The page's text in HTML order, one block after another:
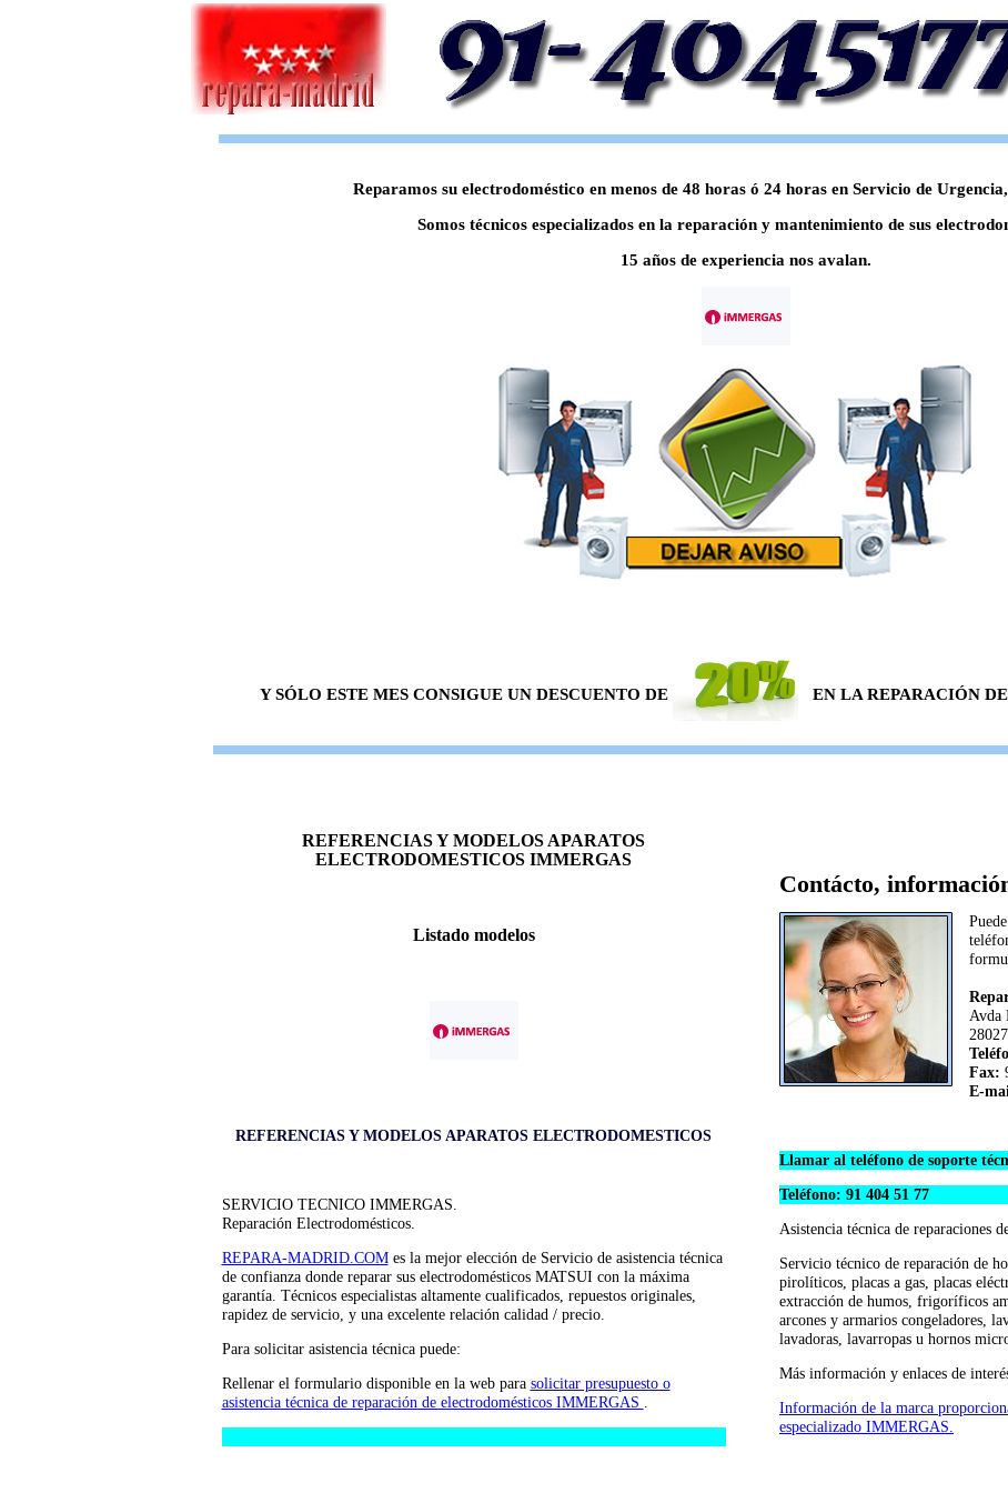
Reparamos su electrodoméstico en menos de 48 horas ó 24 horas en Servicio de
Somos técnicos especializados en la reparación y mantenimiento de sus
15 años de experiencia nos avalan.
Y SÓLO ESTE MES CONSIGUE UN DESCUENTO DE EN LA REPARACIÓN
REFERENCIAS Y MODELOS APARATOS
ELECTRODOMESTICOS IMMERGAS
Listado modelos
REFERENCIAS Y MODELOS APARATOS ELECTRODOMESTICOS
SERVICIO TECNICO IMMERGAS.
Reparación Electrodomésticos.
REPARA-MADRID.COMes la mejor elección de Servicio de asistencia técnica
de confianza donde reparar sus electrodomésticos MATSUI con la máxima
garantía. Técnicos especialistas altamente cualificados, repuestos originales,
rapidez de servicio, y una excelente relación calidad / precio.
Para solicitar asistencia técnica puede:
Rellenar el formulario disponible en la web para solicitar presupuesto o
asistencia técnica de reparación de electrodomésticos IMMERGAS .
Contácto,
Avda
Fax:
E-
Llamar al teléfono de soporte
Teléfono: 91 404 51 77
Asistencia técnica de reparaciones
Servicio técnico de reparación de
pirolíticos, placas a gas, placas
extracción de humos, frigoríficos
arcones y armarios congeladores,
lavadoras, lavarropas u hornos
Más información y enlaces de
Información de la marca
especializado IMMERGAS.